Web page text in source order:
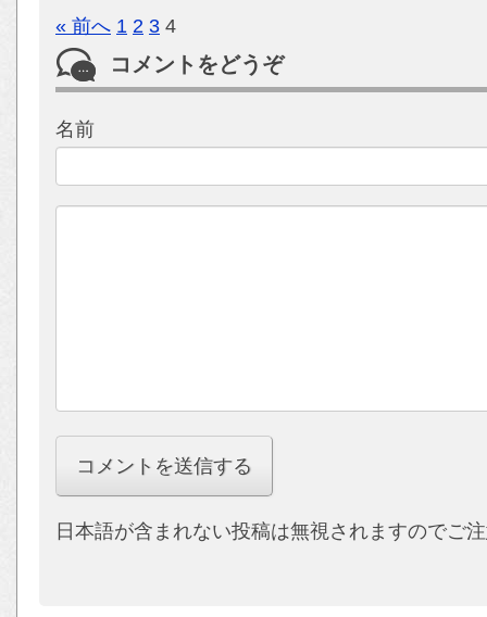
« 前へ 1 2 3 4
コメントをどうぞ
名前
日本語が含まれない投稿は無視されますのでご